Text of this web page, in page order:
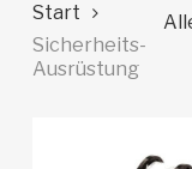
Start
Sicherheits-
Ausrüstung